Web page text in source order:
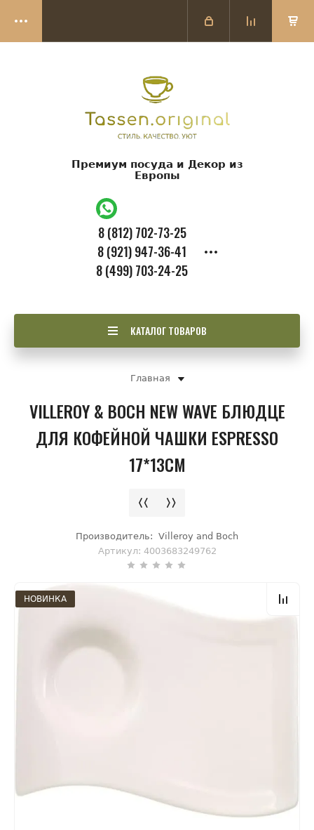
Премиум посуда и Декор из
Европы
8 (812) 702-73-25
8 (921) 947-36-41
8 (499) 703-24-25
КАТАЛОГ ТОВАРОВ
Главная
VILLEROY & BOCH NEW WAVE БЛЮДЦЕ
ДЛЯ КОФЕЙНОЙ ЧАШКИ ESPRESSO
17*13СМ
Производитель: Villeroy and Boch
Артикул: 4003683249762
НОВИНКА